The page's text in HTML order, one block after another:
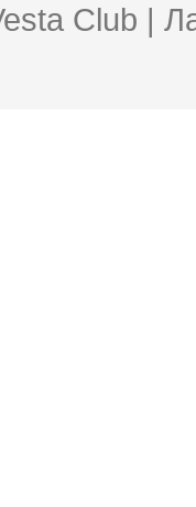
Club |